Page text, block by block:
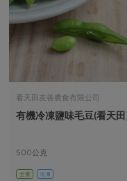
看天田友善農食有限公司
有機冷凍鹽味毛豆(看天
500公克
全素 冷凍